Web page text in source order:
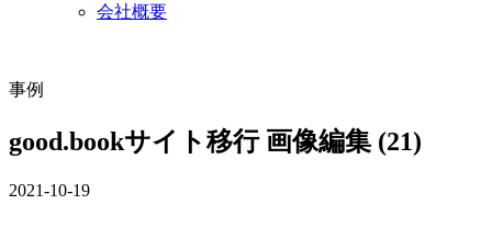
会社概要
事例
good.bookサイト移行 画像編集 (21)
2021-10-19